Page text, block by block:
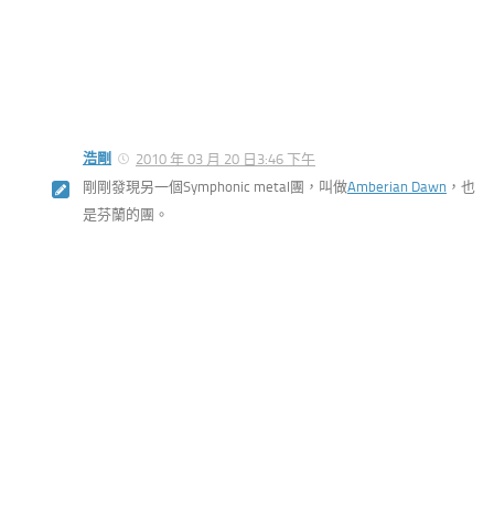
浩剛
2010 年 03 月 20 日3:46 下午
剛剛發現另一個Symphonic metal團，叫做Amberian Dawn ，也
是芬蘭的團。